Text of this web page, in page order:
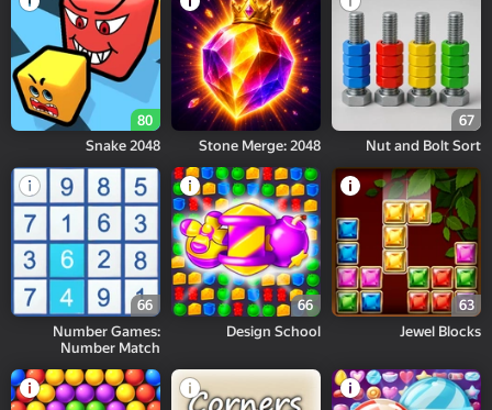
67
Nut and Bolt Sort
Stone Merge: 2048
80
Snake 2048
63
Jewel Blocks
66
Design School
66
Number Games:
Number Match